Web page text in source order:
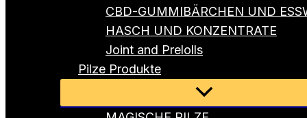
CBD-GUMMIBÄRCHEN UND
HASCH UND KONZENTRATE
Joint and Prelolls
Pilze Produkte
Menü
umschalten